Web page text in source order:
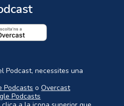
Podcast, necessites una
Podcasts oOvercast
Podcasts